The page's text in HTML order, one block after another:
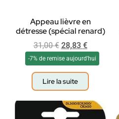
Appeau lièvre en
détresse (spécial renard)
31,00€ 28,83 €
-7% de remise aujourd'hui
Lire la suite